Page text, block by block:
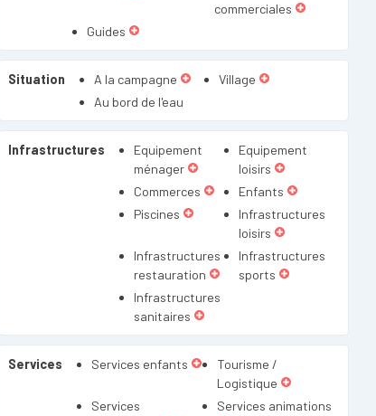
commerciales
Guides
Situation A la campagne
Village
Au bord de l'eau
Infrastructures
Equipement
ménager
Equipement
loisirs
Commerces
Enfants
Piscines
Infrastructures
loisirs
Infrastructures
restauration
Infrastructures
sports
Infrastructures
sanitaires
Services Services enfants
Tourisme /
Logistique
Services
Services animations